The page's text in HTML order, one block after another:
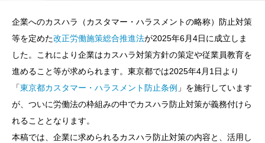
企業へのカスハラ（カスタマー・ハラスメントの略称）防止対策
等を定めた改正労働施策総合推進法が2025年6月4日に成立しま
した。これにより企業はカスハラ対策方針の策定や従業員教育を
進めること等が求められます。東京都では2025年4月1日より
「東京都カスタマー・ハラスメント防止条例 」を施行しています
が、ついに労働法の枠組みの中でカスハラ防止対策が義務付けら
れることとなります。
本稿では、企業に求められるカスハラ防止対策の内容と、活用し